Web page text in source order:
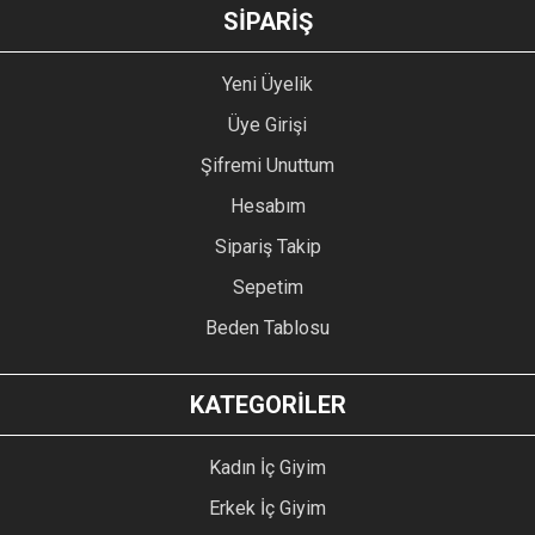
GÖNDER
SİPARİŞ
Yeni Üyelik
Üye Girişi
Şifremi Unuttum
Hesabım
Sipariş Takip
Sepetim
Beden Tablosu
KATEGORİLER
Kadın İç Giyim
Erkek İç Giyim